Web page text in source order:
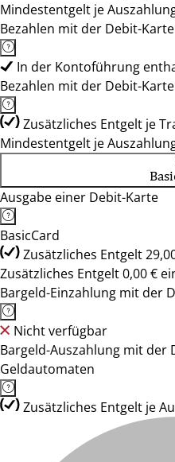
Mindestentgelt je
Bezahlen mit der Debit-
In der Kontoführung
Bezahlen mit der Debit-
Zusätzliches Entgelt je
Mindestentgelt je
Ausgabe einer Debit-Karte
BasicCard
Zusätzliches Entgelt
Zusätzliches Entgelt 0,00 €
Bargeld-Einzahlung mit der
Nicht verfügbar
Bargeld-Auszahlung mit der
Geldautomaten
Zusätzliches Entgelt je